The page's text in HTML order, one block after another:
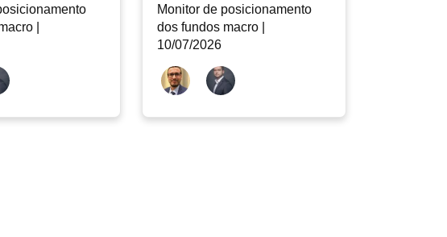
|
Monitor de posicionamento
dos fundos macro |
10/07/2026